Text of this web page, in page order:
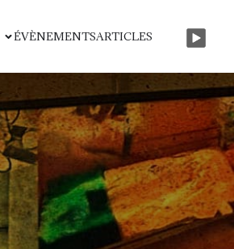
ÉVÈNEMENTSARTICLES